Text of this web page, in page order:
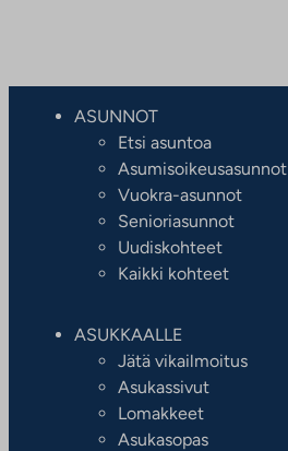
ASUNNOT
Etsi asuntoa
Asumisoikeusasunnot
Vuokra-asunnot
Senioriasunnot
Uudiskohteet
Kaikki kohteet
ASUKKAALLE
Jätä vikailmoitus
Asukassivut
Lomakkeet
Asukasopas